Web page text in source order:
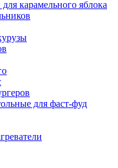
карамельного яблока
для фаст-фуд